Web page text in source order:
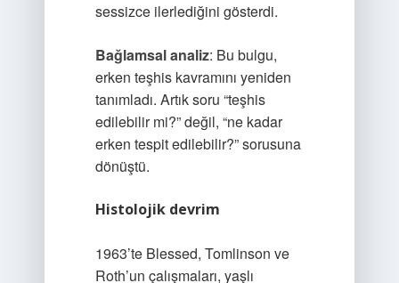
sessizce ilerlediğini gösterdi.
Bağlamsal analiz: Bu bulgu,
erken teşhis kavramını yeniden
tanımladı. Artık soru “teşhis
edilebilir mi?” değil, “ne kadar
erken tespit edilebilir?” sorusuna
dönüştü.
Histolojik devrim
1963’te Blessed, Tomlinson ve
Roth’un çalışmaları, yaşlı